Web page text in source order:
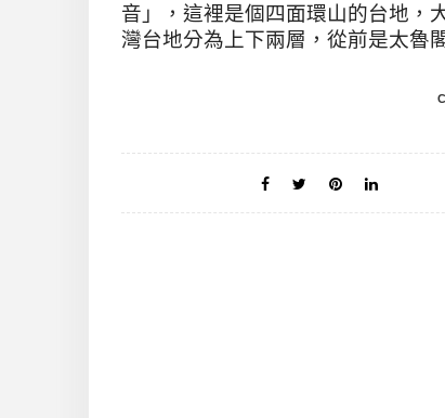
音」，這裡是個四面環山的台地，
灣台地分為上下兩層，從前是太